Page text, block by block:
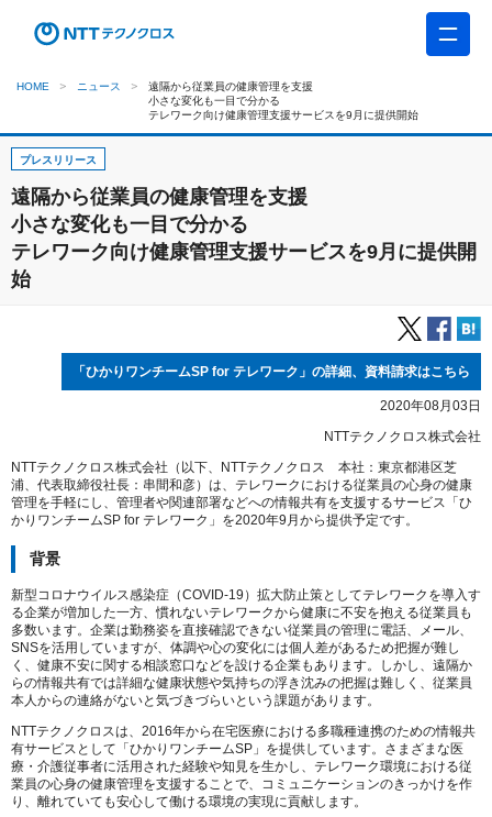
HOME ニュース
遠隔から従業員の健康管理を支援
小さな変化も一目で分かる
テレワーク向け健康管理支援サービスを9月に提供開始
プレスリリース
遠隔から従業員の健康管理を支援
小さな変化も一目で分かる
テレワーク向け健康管理支援サービスを9月に提供開
始
「ひかりワンチームSP for テレワーク」の詳細、資料請求はこちら
2020年08月03日
NTTテクノクロス株式会社
NTTテクノクロス株式会社（以下、NTTテクノクロス 本社：東京都港区芝
浦、代表取締役社長：串間和彦）は、テレワークにおける従業員の心身の健康
管理を手軽にし、管理者や関連部署などへの情報共有を支援するサービス「ひ
かりワンチームSP for テレワーク」を2020年9月から提供予定です。
背景
新型コロナウイルス感染症（COVID-19）拡大防止策としてテレワークを導入す
る企業が増加した一方、慣れないテレワークから健康に不安を抱える従業員も
多数います。企業は勤務姿を直接確認できない従業員の管理に電話、メール、
SNSを活用していますが、体調や心の変化には個人差があるため把握が難し
く、健康不安に関する相談窓口などを設ける企業もあります。しかし、遠隔か
らの情報共有では詳細な健康状態や気持ちの浮き沈みの把握は難しく、従業員
本人からの連絡がないと気づきづらいという課題があります。
NTTテクノクロスは、2016年から在宅医療における多職種連携のための情報共
有サービスとして「ひかりワンチームSP」を提供しています。さまざまな医
療・介護従事者に活用された経験や知見を生かし、テレワーク環境における従
業員の心身の健康管理を支援することで、コミュニケーションのきっかけを作
り、離れていても安心して働ける環境の実現に貢献します。